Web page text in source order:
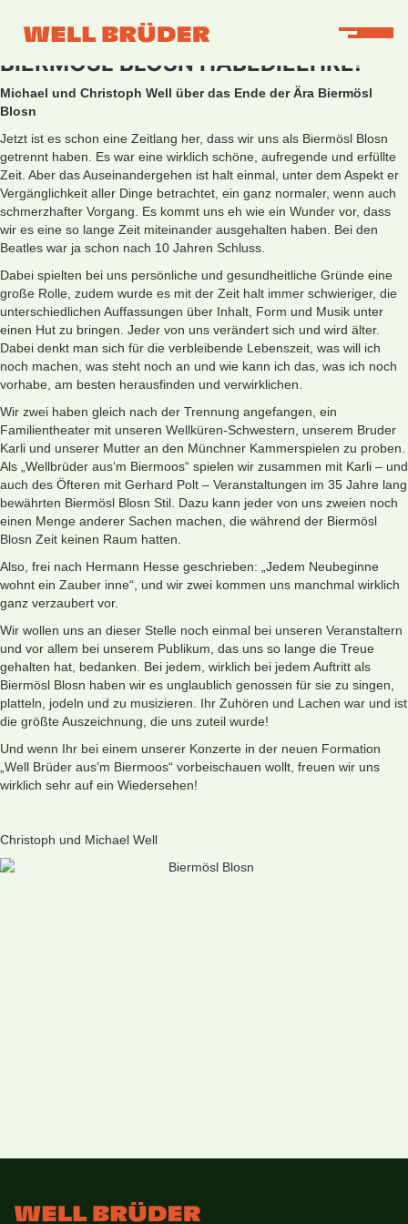
BIERMÖSL BLOSN HABEDIEEHRE!
Michael und Christoph Well über das Ende der Ära Biermösl
Blosn
Jetzt ist es schon eine Zeitlang her, dass wir uns als Biermösl Blosn
getrennt haben. Es war eine wirklich schöne, aufregende und erfüllte
Zeit. Aber das Auseinandergehen ist halt einmal, unter dem Aspekt er
Vergänglichkeit aller Dinge betrachtet, ein ganz normaler, wenn auch
schmerzhafter Vorgang. Es kommt uns eh wie ein Wunder vor, dass
wir es eine so lange Zeit miteinander ausgehalten haben. Bei den
Beatles war ja schon nach 10 Jahren Schluss.
Dabei spielten bei uns persönliche und gesundheitliche Gründe eine
große Rolle, zudem wurde es mit der Zeit halt immer schwieriger, die
unterschiedlichen Auffassungen über Inhalt, Form und Musik unter
einen Hut zu bringen. Jeder von uns verändert sich und wird älter.
Dabei denkt man sich für die verbleibende Lebenszeit, was will ich
noch machen, was steht noch an und wie kann ich das, was ich noch
vorhabe, am besten herausfinden und verwirklichen.
Wir zwei haben gleich nach der Trennung angefangen, ein
Familientheater mit unseren Wellküren-Schwestern, unserem Bruder
Karli und unserer Mutter an den Münchner Kammerspielen zu proben.
Als „Wellbrüder aus‘m Biermoos“ spielen wir zusammen mit Karli – und
auch des Öfteren mit Gerhard Polt – Veranstaltungen im 35 Jahre lang
bewährten Biermösl Blosn Stil. Dazu kann jeder von uns zweien noch
einen Menge anderer Sachen machen, die während der Biermösl
Blosn Zeit keinen Raum hatten.
Also, frei nach Hermann Hesse geschrieben: „Jedem Neubeginne
wohnt ein Zauber inne“, und wir zwei kommen uns manchmal wirklich
ganz verzaubert vor.
Wir wollen uns an dieser Stelle noch einmal bei unseren Veranstaltern
und vor allem bei unserem Publikum, das uns so lange die Treue
gehalten hat, bedanken. Bei jedem, wirklich bei jedem Auftritt als
Biermösl Blosn haben wir es unglaublich genossen für sie zu singen,
platteln, jodeln und zu musizieren. Ihr Zuhören und Lachen war und ist
die größte Auszeichnung, die uns zuteil wurde!
Und wenn Ihr bei einem unserer Konzerte in der neuen Formation
„Well Brüder aus’m Biermoos“ vorbeischauen wollt, freuen wir uns
wirklich sehr auf ein Wiedersehen!
Christoph und Michael Well